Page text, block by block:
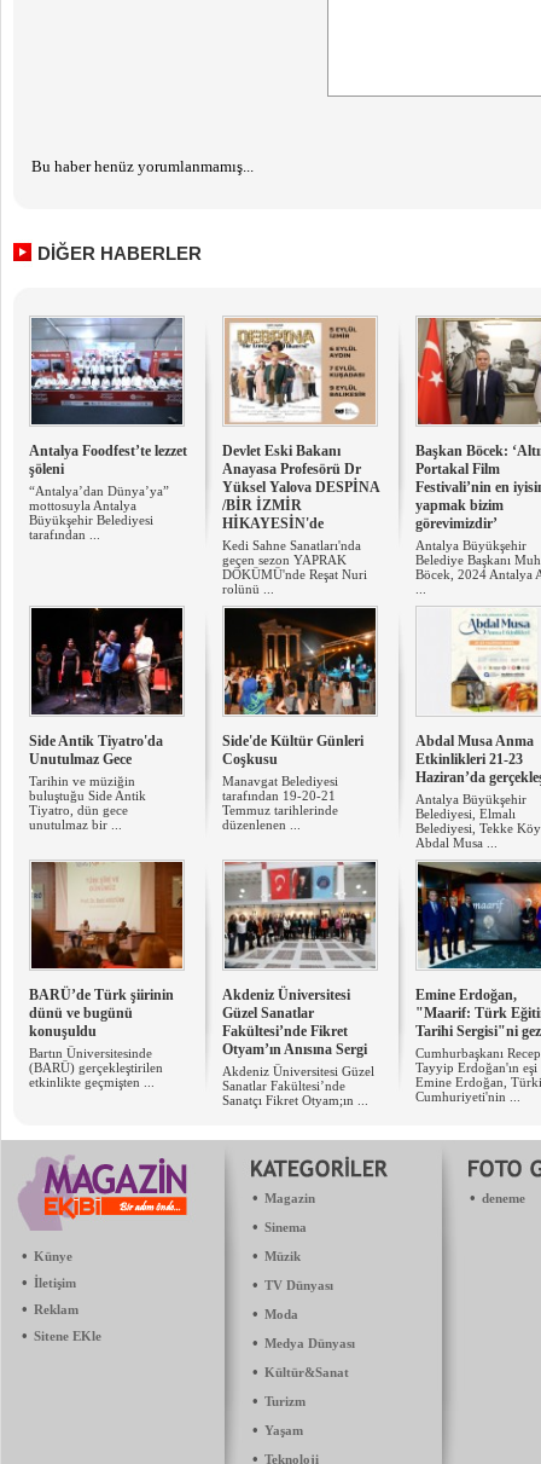
Bu haber henüz yorumlanmamış...
DİĞER HABERLER
Antalya Foodfest’te lezzet
şöleni
“Antalya’dan Dünya’ya”
mottosuyla Antalya
Büyükşehir Belediyesi
tarafından ...
Devlet Eski Bakanı
Anayasa Profesörü Dr
Yüksel Yalova DESPİNA
/BİR İZMİR
HİKAYESİN'de
Kedi Sahne Sanatları'nda
geçen sezon YAPRAK
DÖKÜMÜ'nde Reşat Nuri
rolünü ...
Başkan Böcek:
Portakal Film
Festivali’nin en
yapmak bizim
görevimizdir’
Antalya Büyükşehir
Belediye Başkanı
Böcek, 2024 Antalya
Side Antik Tiyatro'da
Unutulmaz Gece
Tarihin ve müziğin
buluştuğu Side Antik
Tiyatro, dün gece
unutulmaz bir ...
Side'de Kültür Günleri
Coşkusu
Manavgat Belediyesi
tarafından 19-20-21
Temmuz tarihlerinde
düzenlenen ...
Abdal Musa Anma
Etkinlikleri 21-23
Haziran’da
Antalya Büyükşehir
Belediyesi, Elmalı
Belediyesi, Tekke
Abdal Musa ...
BARÜ’de Türk şiirinin
dünü ve bugünü
konuşuldu
Bartın Üniversitesinde
(BARÜ) gerçekleştirilen
etkinlikte geçmişten ...
Akdeniz Üniversitesi
Güzel Sanatlar
Fakültesi’nde Fikret
Otyam’ın Anısına Sergi
Akdeniz Üniversitesi Güzel
Sanatlar Fakültesi’nde
Sanatçı Fikret Otyam;ın ...
Emine Erdoğan,
"Maarif: Türk
Tarihi Sergisi"ni
Cumhurbaşkanı Recep
Tayyip Erdoğan'ın eşi
Emine Erdoğan,
Cumhuriyeti'nin ...
• Künye
• İletişim
• Reklam
• Sitene EKle
• Magazin
• Sinema
• Müzik
• TV Dünyası
• Moda
• Medya Dünyası
• Kültür&Sanat
• Turizm
• Yaşam
• Teknoloji
• deneme